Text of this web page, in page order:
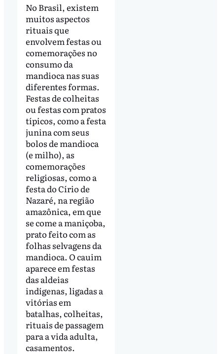
No Brasil, existem
muitos aspectos
rituais que
envolvem festas ou
comemorações no
consumo da
mandioca nas suas
diferentes formas.
Festas de colheitas
ou festas com pratos
típicos, como a festa
junina com seus
bolos de mandioca
(e milho), as
comemorações
religiosas, como a
festa do Círio de
Nazaré, na região
amazônica, em que
se come a maniçoba,
prato feito com as
folhas selvagens da
mandioca. O cauim
aparece em festas
das aldeias
indígenas, ligadas a
vitórias em
batalhas, colheitas,
rituais de passagem
para a vida adulta,
casamentos.